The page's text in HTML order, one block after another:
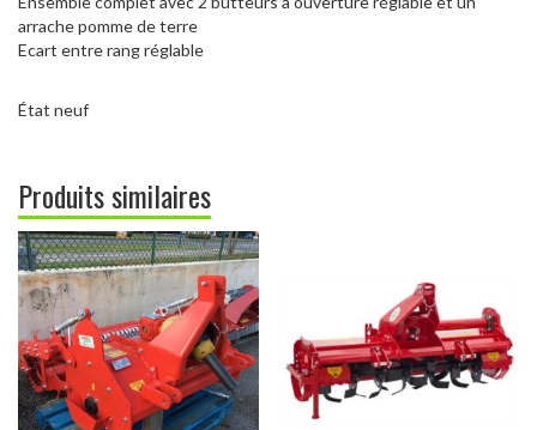
PDT
arrache pomme de terre
Ecart entre rang réglable
État neuf
Produits similaires